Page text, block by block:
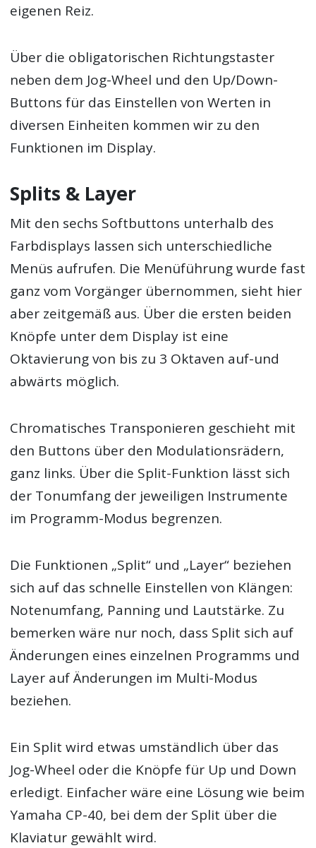
eigenen Reiz.
Über die obligatorischen Richtungstaster
neben dem Jog-Wheel und den Up/Down-
Buttons für das Einstellen von Werten in
diversen Einheiten kommen wir zu den
Funktionen im Display.
Splits & Layer
Mit den sechs Softbuttons unterhalb des
Farbdisplays lassen sich unterschiedliche
Menüs aufrufen. Die Menüführung wurde fast
ganz vom Vorgänger übernommen, sieht hier
aber zeitgemäß aus. Über die ersten beiden
Knöpfe unter dem Display ist eine
Oktavierung von bis zu 3 Oktaven auf-und
abwärts möglich.
Chromatisches Transponieren geschieht mit
den Buttons über den Modulationsrädern,
ganz links. Über die Split-Funktion lässt sich
der Tonumfang der jeweiligen Instrumente
im Programm-Modus begrenzen.
Die Funktionen „Split“ und „Layer“ beziehen
sich auf das schnelle Einstellen von Klängen:
Notenumfang, Panning und Lautstärke. Zu
bemerken wäre nur noch, dass Split sich auf
Änderungen eines einzelnen Programms und
Layer auf Änderungen im Multi-Modus
beziehen.
Ein Split wird etwas umständlich über das
Jog-Wheel oder die Knöpfe für Up und Down
erledigt. Einfacher wäre eine Lösung wie beim
Yamaha CP-40, bei dem der Split über die
Klaviatur gewählt wird.